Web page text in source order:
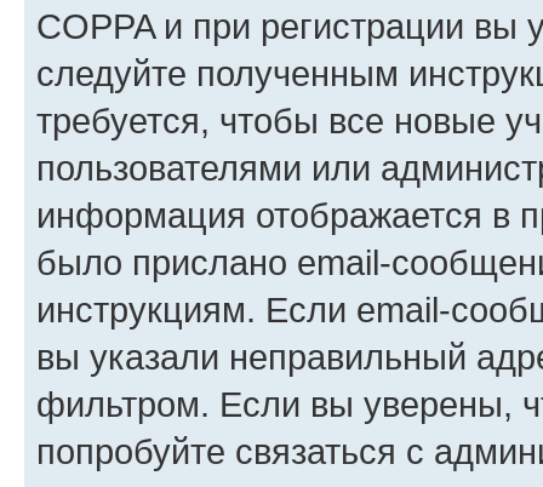
COPPA и при регистрации вы
следуйте полученным
требуется, чтобы все новые
пользователями или
информация отображается в
было прислано email-
инструкциям. Если email-
вы указали неправильный
фильтром. Если вы уверены,
попробуйте связаться с